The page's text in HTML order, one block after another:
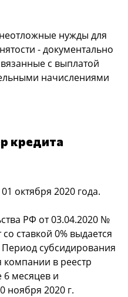
нужды для
- документально
с выплатой
начислениями
кредита
октября 2020 года.
РФ от 03.04.2020 №
ставкой 0% выдается
субсидирования
компании в реестр
6 месяцев и
ноября 2020 г.